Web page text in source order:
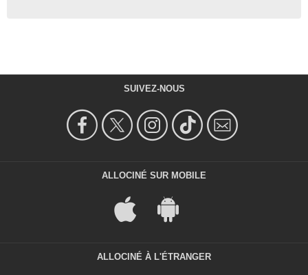
SUIVEZ-NOUS
ALLOCINÉ SUR MOBILE
ALLOCINÉ À L'ÉTRANGER